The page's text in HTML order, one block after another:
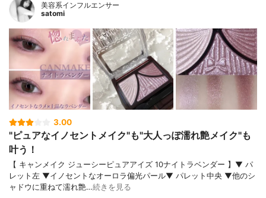
美容系インフルエンサー
satomi
3.00
"ピュアなイノセントメイク"も"大人っぽ濡れ艶メイク"も
叶う！
【 キャンメイク ジューシーピュアアイズ 10ナイトラベンダー 】▼ パ
レット左 ▼イノセントなオーロラ偏光パール▼ パレット中央 ▼他のシ
ャドウに重ねて濡れ艶…続きを見る